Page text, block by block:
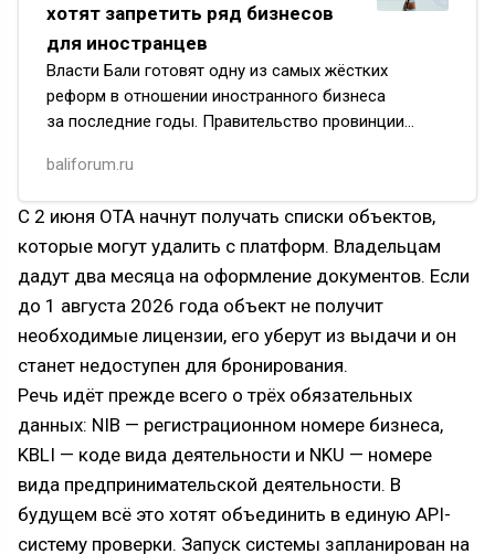
хотят запретить ряд бизнесов
для иностранцев
Власти Бали готовят одну из самых жёстких
реформ в отношении иностранного бизнеса
за последние годы. Правительство провинции
Индонезии закрыть доступ для…
baliforum.ru
С 2 июня OTA начнут получать списки объектов,
которые могут удалить с платформ. Владельцам
дадут два месяца на оформление документов. Если
до 1 августа 2026 года объект не получит
необходимые лицензии, его уберут из выдачи и он
станет недоступен для бронирования.
Речь идёт прежде всего о трёх обязательных
данных: NIB — регистрационном номере бизнеса,
KBLI — коде вида деятельности и NKU — номере
вида предпринимательской деятельности. В
будущем всё это хотят объединить в единую API-
систему проверки. Запуск системы запланирован на